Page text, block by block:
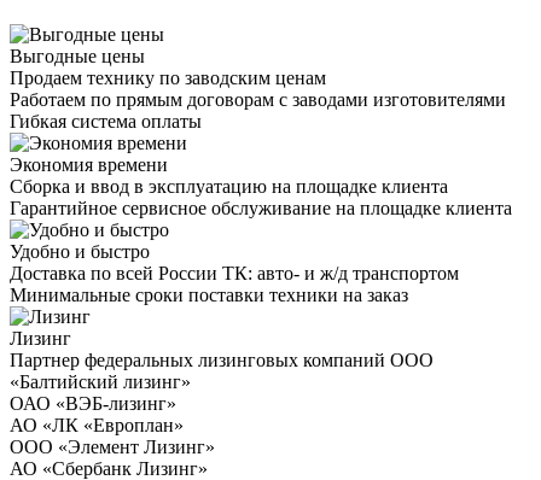
Выгодные цены
Продаем технику по заводским ценам
Работаем по прямым договорам с заводами изготовителями
Гибкая система оплаты
Экономия времени
Сборка и ввод в эксплуатацию на площадке клиента
Гарантийное сервисное обслуживание на площадке клиента
Удобно и быстро
Доставка по всей России ТК: авто- и ж/д транспортом
Минимальные сроки поставки техники на заказ
Лизинг
Партнер федеральных лизинговых компаний ООО
«Балтийский лизинг»
ОАО «ВЭБ-лизинг»
АО «ЛК «Европлан»
ООО «Элемент Лизинг»
АО «Сбербанк Лизинг»